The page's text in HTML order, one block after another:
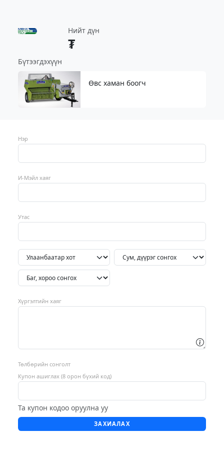
Нийт дүн
₮
Бүтээгдэхүүн
Өвс хаман боогч
Нэр
И-Мэйл хаяг
Утас
Хүргэлтийн хаяг
Төлбөрийн сонголт
Купон ашиглах (8 орон бүхий код)
Та купон кодоо оруулна уу
ЗАХИАЛАХ